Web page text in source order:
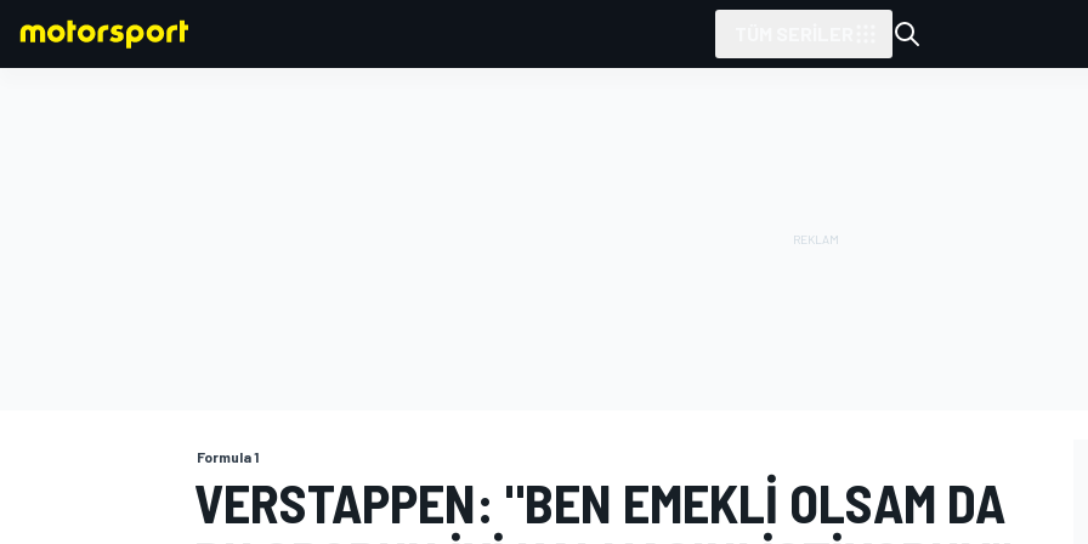
Formula 1
VERSTAPPEN: "BEN EMEKLI OLSAM DA